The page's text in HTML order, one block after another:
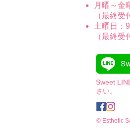
月曜～金
（最終受
土曜日：
（最終受
Sweet
さい。
© Esthetic